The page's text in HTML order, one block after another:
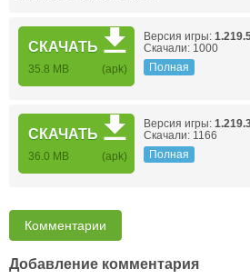
СКАЧАТЬ
35.8 MB (apk)
Версия игры:
Скачали: 1000
Полная
СКАЧАТЬ
36.0 MB (apk)
Версия игры:
Скачали: 1166
Полная
Комментарии
Добавление комментария